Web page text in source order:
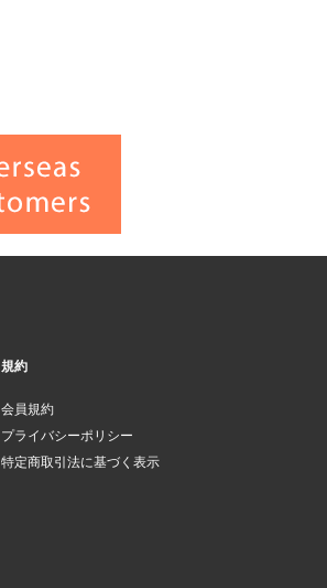
規約
会員規約
プライバシーポリシー
特定商取引法に基づく表示